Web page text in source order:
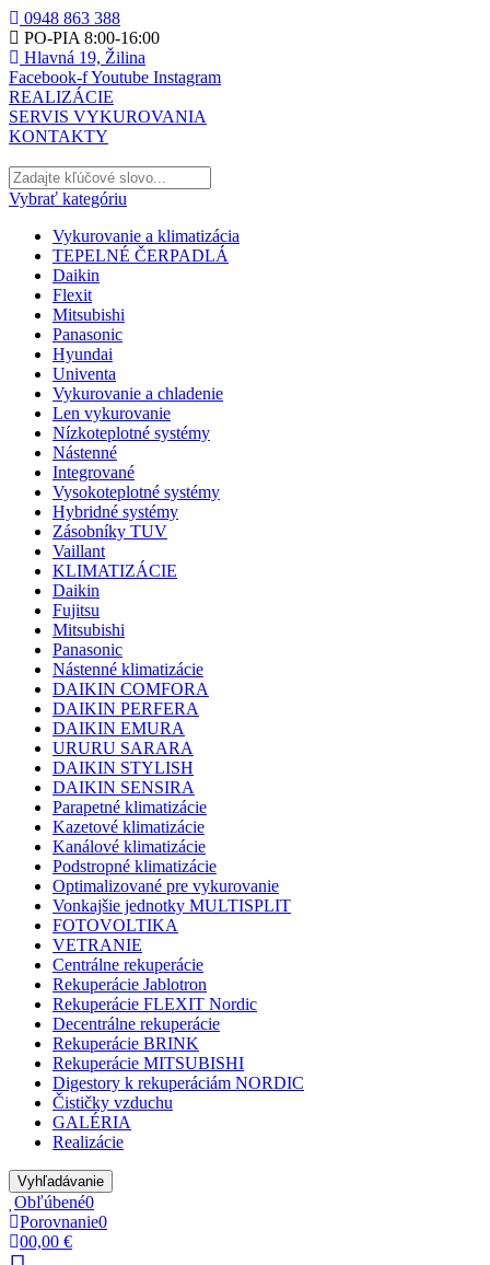
0948 863 388
PO-PIA 8:00-16:00
Hlavná 19, Žilina
Facebook-fYoutube Instagram
REALIZÁCIE
SERVIS VYKUROVANIA
KONTAKTY
Vybrať kategóriu
Vykurovanie a klimatizácia
TEPELNÉ ČERPADLÁ
Daikin
Flexit
Mitsubishi
Panasonic
Hyundai
Univenta
Vykurovanie a chladenie
Len vykurovanie
Nízkoteplotné systémy
Nástenné
Integrované
Vysokoteplotné systémy
Hybridné systémy
Zásobníky TUV
Vaillant
KLIMATIZÁCIE
Daikin
Fujitsu
Mitsubishi
Panasonic
Nástenné klimatizácie
DAIKIN COMFORA
DAIKIN PERFERA
DAIKIN EMURA
URURU SARARA
DAIKIN STYLISH
DAIKIN SENSIRA
Parapetné klimatizácie
Kazetové klimatizácie
Kanálové klimatizácie
Podstropné klimatizácie
Optimalizované pre vykurovanie
Vonkajšie jednotky MULTISPLIT
FOTOVOLTIKA
VETRANIE
Centrálne rekuperácie
Rekuperácie Jablotron
Rekuperácie FLEXIT Nordic
Decentrálne rekuperácie
Rekuperácie BRINK
Rekuperácie MITSUBISHI
Digestory k rekuperáciám NORDIC
Čističky vzduchu
GALÉRIA
Realizácie
Vyhľadávanie
Obľúbené0
Porovnanie0
00,00 €